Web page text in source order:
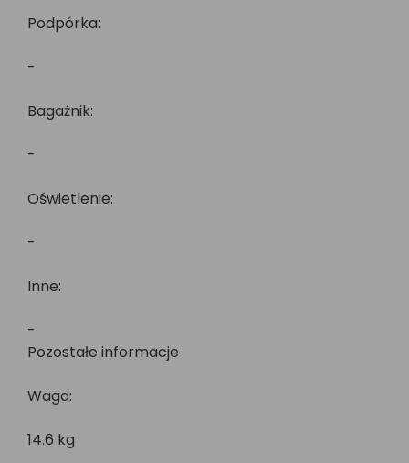
Podpórka:
-
Bagażnik:
-
Oświetlenie:
-
Inne:
-
Pozostałe informacje
Waga:
14.6 kg